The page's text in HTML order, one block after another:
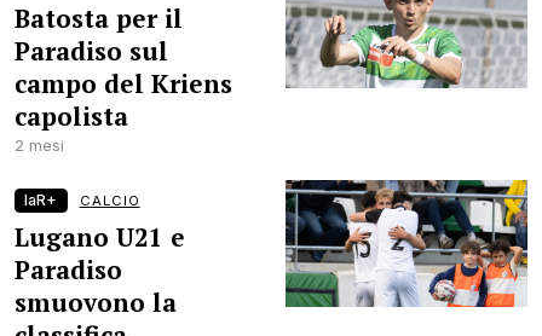
Batosta per il
Paradiso sul
campo del Kriens
capolista
2 mesi
laR+ CALCIO
Lugano U21 e
Paradiso
smuovono la